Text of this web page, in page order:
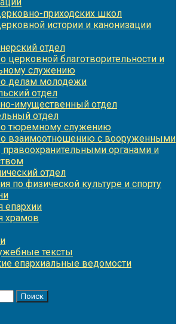
приходских школ
истории и канонизации
отдел
церковной благотворительности и
служению
делам молодежи
отдел
имущественный отдел
отдел
тюремному служению
взаимоотношению с вооруженными
правоохранительными органами и
отдел
по физической культуре и спорту
епархии
храмов
тексты
епархиальные ведомости